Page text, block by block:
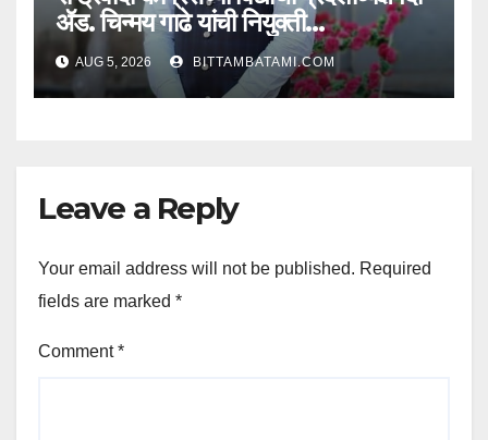
ॲड. चिन्मय गाढे यांची नियुक्ती…
AUG 5, 2026 BITTAMBATAMI.COM
Leave a Reply
Your email address will not be published. Required
fields are marked *
Comment*